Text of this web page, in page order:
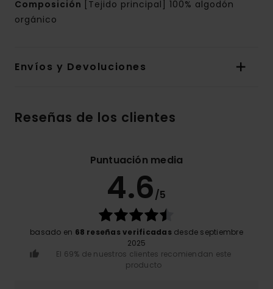
Composición
[Tejido principal] 100% algodón
orgánico
Envíos y Devoluciones
Reseñas de los clientes
Puntuación media
4.6/5
basado en 68 reseñas verificadas desde septiembre
2025
El 69% de nuestros clientes recomiendan este
producto